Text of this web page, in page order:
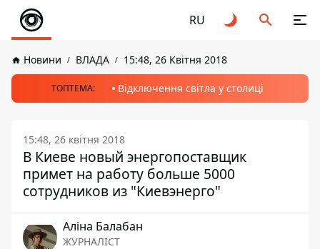
RU
Новини ВЛАДА 15:48, 26 Квітня 2018
ТОПТЕМА: Відключення світла у столиці
15:48, 26 квітня 2018
В Киеве новый энергопоставщик
примет на работу больше 5000
сотрудников из "Киевэнерго"
Аліна Балабан
ЖУРНАЛІСТ